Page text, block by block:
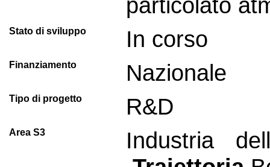
Stato di sviluppo In corso
Finanziamento Nazionale
Tipo di progetto R&D
Area S3
Industria